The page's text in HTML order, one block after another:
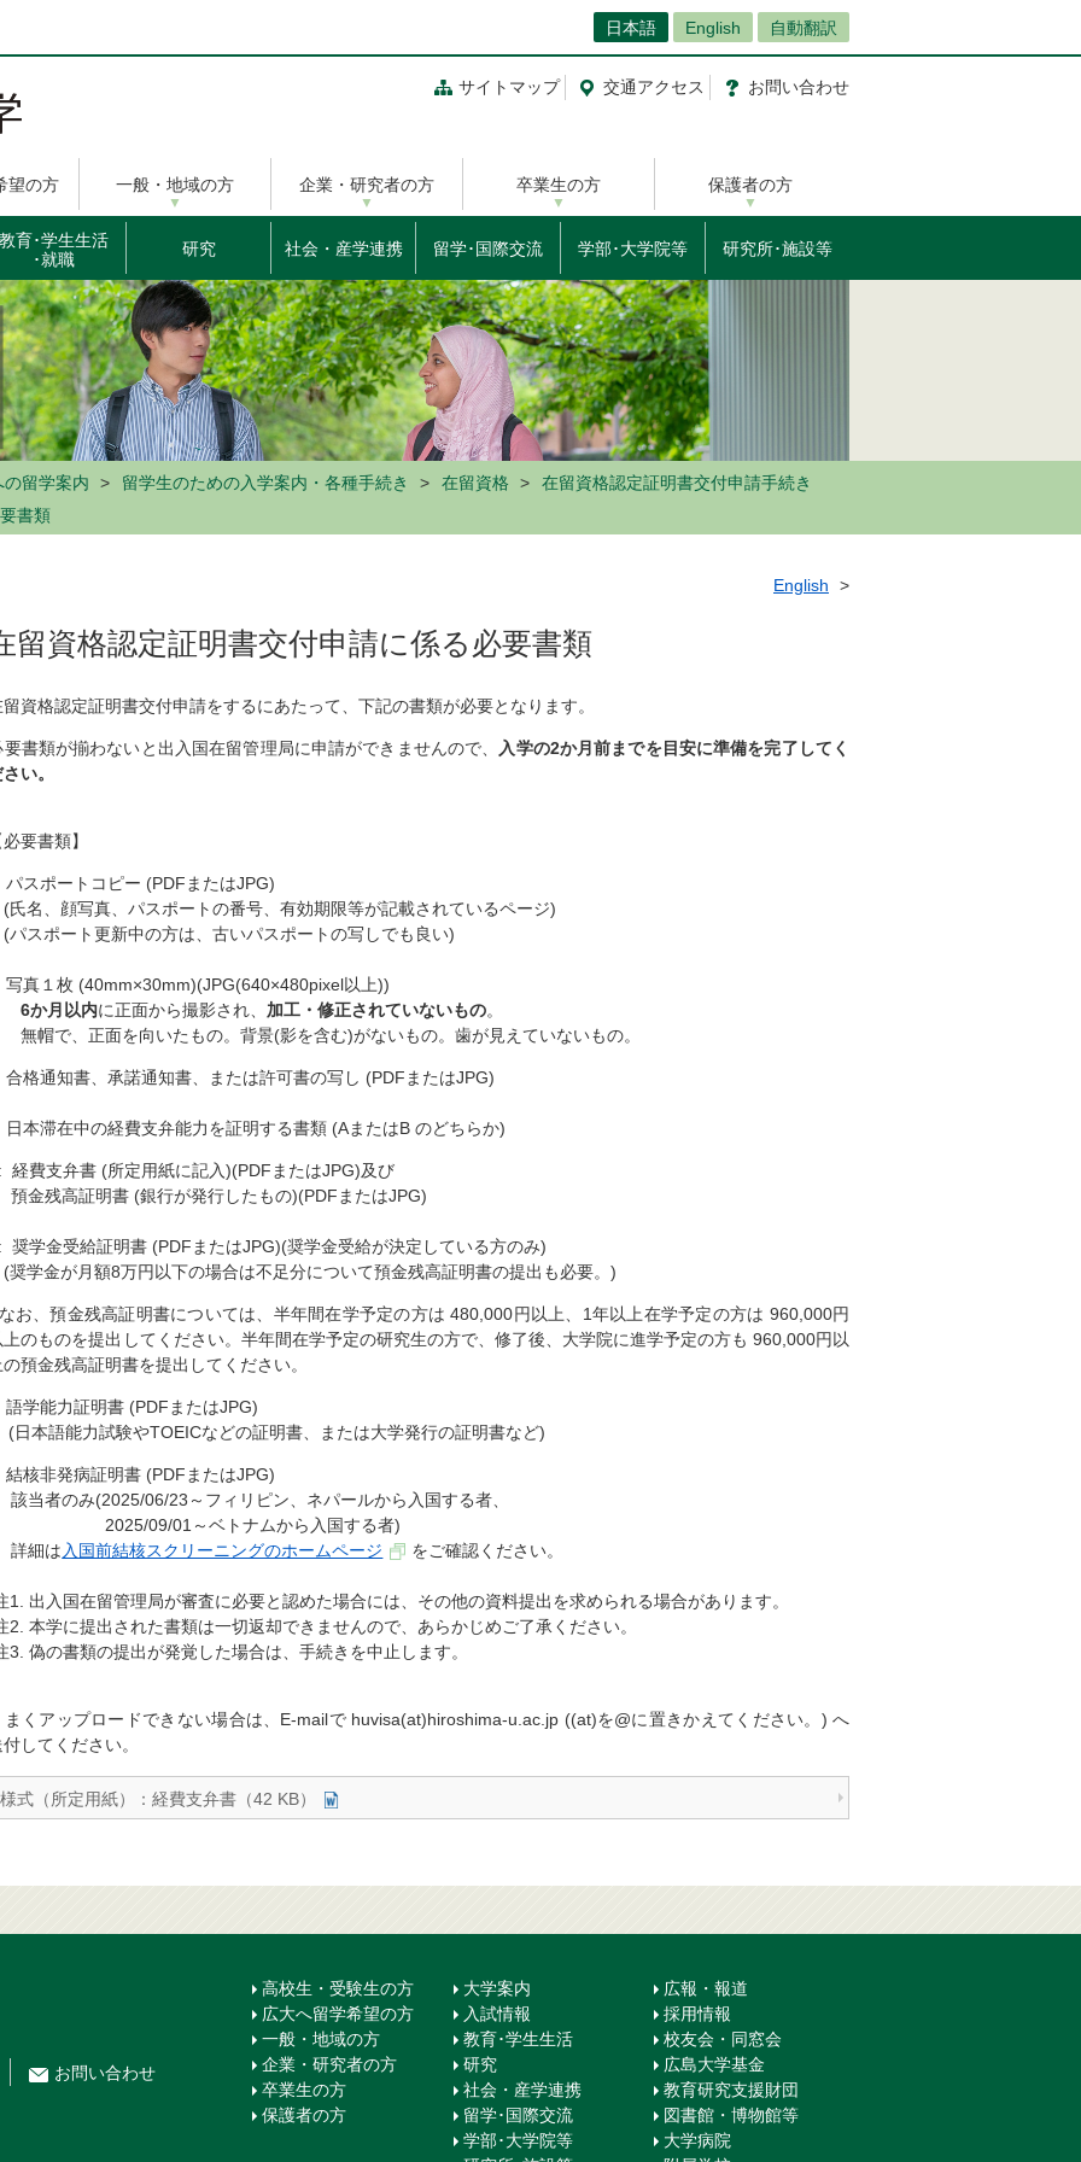
日本語 English 自動翻訳
サイトマップ 交通アクセス お問い合わせ
望の方 一般・地域の方 企業・研究者の方 卒業生の方 保護者の方
教育･学生生活
･就職
研究 社会・産学連携 留学･国際交流 学部･大学院等 研究所･施設等
の留学案内 留学生のための入学案内・各種手続き 在留資格
在留資格認定証明書交付申請手続き
書類
English
留資格認定証明書交付申請に係る必要書類
留資格認定証明書交付申請をするにあたって、下記の書類が必要となります。
要書類が揃わないと出入国在留管理局に申請ができませんので、
入学の2か月前までを目安に準備を完了してく
い。
要書類】
パスポートコピー (PDFまたはJPG)
名、顔写真、パスポートの番号、有効期限等が記載されているページ)
スポート更新中の方は、古いパスポートの写しでも良い)
写真１枚 (40mm×30mm)(JPG(640×480pixel以上))
6か月以内に正面から撮影され、 加工・修正されていないもの。
帽で、正面を向いたもの。背景(影を含む)がないもの。歯が見えていないもの。
合格通知書、承諾通知書、または許可書の写し (PDFまたはJPG)
日本滞在中の経費支弁能力を証明する書類 (AまたはB のどちらか)
経費支弁書 (所定用紙に記入)(PDFまたはJPG)及び
金残高証明書 (銀行が発行したもの)(PDFまたはJPG)
奨学金受給証明書 (PDFまたはJPG)(奨学金受給が決定している方のみ)
学金が月額8万円以下の場合は不足分について預金残高証明書の提出も必要。)
お、預金残高証明書については、半年間在学予定の方は 480,000円以上、1年以上在学予定の方は 960,000円
上のものを提出してください。半年間在学予定の研究生の方で、修了後、大学院に進学予定の方も 960,000円以
の預金残高証明書を提出してください。
語学能力証明書 (PDFまたはJPG)
本語能力試験やTOEICなどの証明書、または大学発行の証明書など)
結核非発病証明書 (PDFまたはJPG)
当者のみ(2025/06/23～フィリピン、ネパールから入国する者、
09/01～ベトナムから入国する者)
細は 入国前結核スクリーニングのホームページ をご確認ください。
1. 出入国在留管理局が審査に必要と認めた場合には、その他の資料提出を求められる場合があります。
2. 本学に提出された書類は一切返却できませんので、あらかじめご了承ください。
3. 偽の書類の提出が発覚した場合は、手続きを中止します。
まくアップロードできない場合は、E-mailで huvisa(at)hiroshima-u.ac.jp ((at)を@に置きかえてください。) へ
してください。
様式（所定用紙）：経費支弁書（42 KB）
高校生・受験生の方
広大へ留学希望の方
一般・地域の方
企業・研究者の方
卒業生の方
保護者の方
大学案内
入試情報
教育･学生生活
研究
社会・産学連携
留学･国際交流
学部･大学院等
広報・報道
採用情報
校友会・同窓会
広島大学基金
教育研究支援財団
図書館・博物館等
大学病院
お問い合わせ